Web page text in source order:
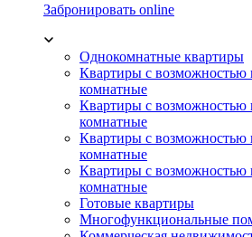
Забронировать online
Однокомнатные квартиры
Квартиры с возможностью
комнатные
Квартиры с возможностью
комнатные
Квартиры с возможностью
комнатные
Квартиры с возможностью
комнатные
Готовые квартиры
Многофункциональные